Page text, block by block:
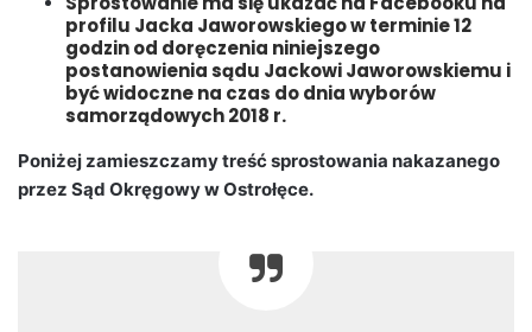
profilu Jacka Jaworowskiego w terminie 12
godzin od doręczenia niniejszego
postanowienia sądu Jackowi Jaworowskiemu i
być widoczne na czas do dnia wyborów
samorządowych 2018 r.
Poniżej zamieszczamy treść sprostowania nakazanego
przez Sąd Okręgowy w Ostrołęce.